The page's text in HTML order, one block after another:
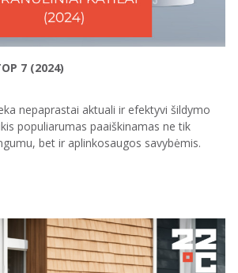
7 (2024)
nepaprastai aktuali ir efektyvi šildymo
populiarumas paaiškinamas ne tik
bet ir aplinkosaugos savybėmis.